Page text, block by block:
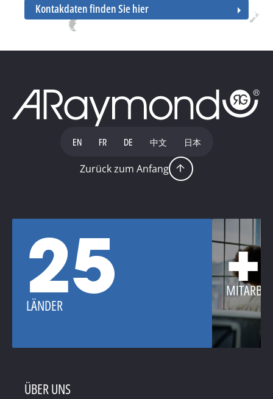
Kontakdaten finden Sie hier
EN FR DE 中文 日本
Zurück zum Anfang
25
LÄNDER
ÜBER UNS